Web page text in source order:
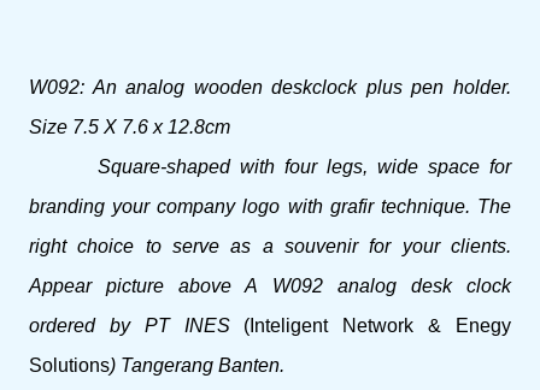
W092: An analog wooden deskclock plus pen holder.
Size 7.5 X 7.6 x 12.8cm
Square-shaped with four legs, wide space for
branding your company logo with grafir technique. The
right choice to serve as a souvenir for your clients.
Appear picture above A W092 analog desk clock
ordered by PT INES (Inteligent Network & Enegy
Solutions) Tangerang Banten.